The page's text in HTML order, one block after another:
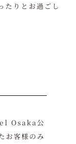
たりとお過ごし
Osaka公
お客様のみ